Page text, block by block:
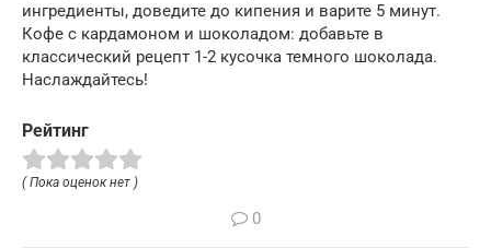
ингредиенты, доведите до кипения и варите 5 минут.
Кофе с кардамоном и шоколадом: добавьте в
классический рецепт 1-2 кусочка темного шоколада.
Наслаждайтесь!
Рейтинг
( Пока оценок нет )
0